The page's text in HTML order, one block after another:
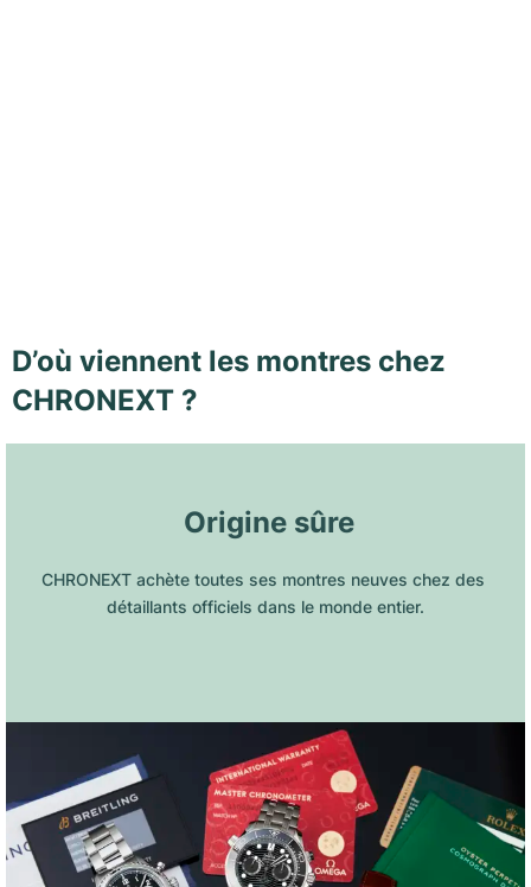
D’où viennent les montres chez
CHRONEXT ?
Origine sûre
CHRONEXT achète toutes ses montres neuves chez des
détaillants officiels dans le monde entier.